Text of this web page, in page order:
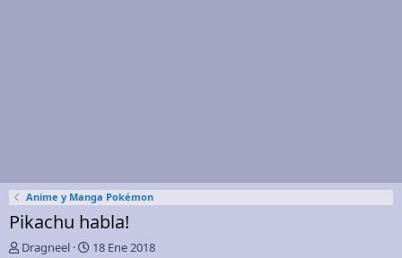
Anime y Manga Pokémon
Pikachu habla!
A
Dragneel
F18 Ene 2018